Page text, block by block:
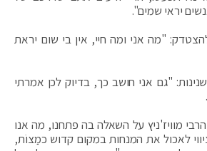
יראי שמים".
"מה אני ומה חיי, אין בי שום יראת
"גם אני חושב כך, בדיוק לכן אמרתי
מוויז'ניץ על השאלה בה פתחנו, מה אנו
לאכול את המנחות במקום קדוש כמַצוֹת,